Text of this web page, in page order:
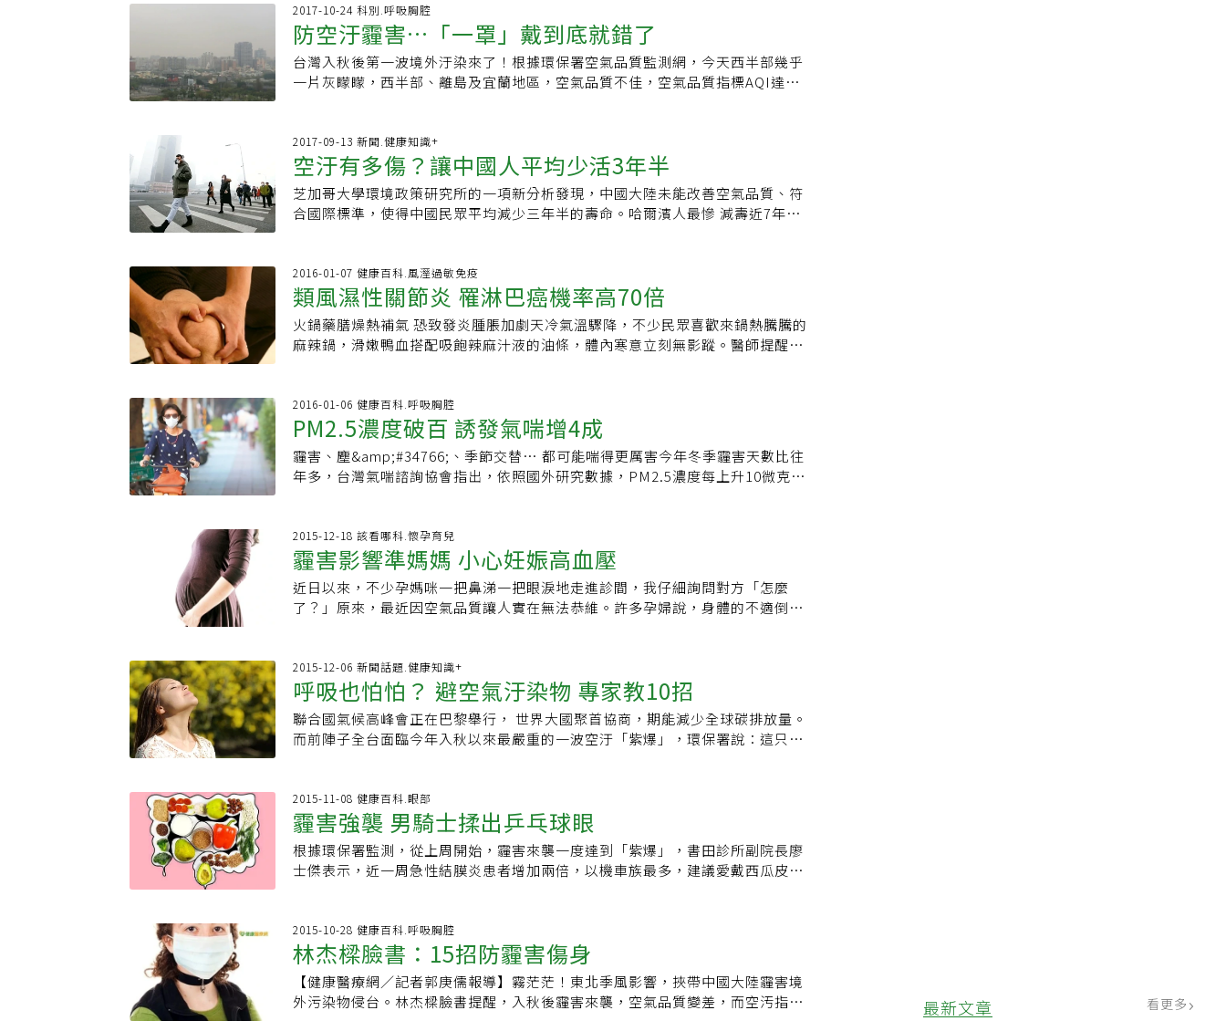
最新文章 看更多
度民眾庫瑪剛動完切除損壞肺臟的保命手術，呼吸仍有明顯的氣喘聲。庫瑪出院
後繼續呼吸全球最髒空氣，還能夠活多久，幫他開刀的外科醫生無法肯定。29歲
的庫瑪在新德里甘加蘭醫院接受治療，院裡的胸腔外科醫師戈匹納斯說：「新德
里的空氣彷彿判他死刑。」戈匹納斯擔心，他的患者才剛從結核病死裡逃生，如
今又得跟另一個無形殺手搏鬥。氣候+習俗+廢氣=不見天日每年此時，由於較冷
節日排燈節期間，是空氣品質最糟時期之一。民眾燃放鞭炮和煙花，加上汽車、
工廠排放廢氣、建築工地灰塵和焚燒作物形成的濃煙結合在一起，空氣汙染的嚴
重程度常讓監測儀器破表。庫瑪預計在7日出院，恰逢排燈節慶典期間。戈匹納斯
說：「在醫院裡，空氣品質可以維持在一定水準，但當他踏出醫院，髒空氣就會
並非唯一受害者。兒童、老人和哮喘等呼吸系統疾病患者，都深受新德里危險的
霧霾所苦，新德里的霾害必須到2月底才會有所緩和。世界衛生組織10月公布報告
指出，全球每年有數十萬兒童因暴露在有毒空氣中而喪命。兒童呼吸速率較成年
人快，吸入體內的髒空氣是成年人的兩倍。醫師表示，空汙對新德里兒童構成毀
滅性影響。德里知名胸腔外科醫生庫馬爾說，新德里的小孩一出生就吸著髒空
年冬天都有霧霾問題，但印度政府對抗空汙一直未見成效。在空汙特別嚴重的時
候，政府會禁止建築工地施工、限制車輛上路及禁用柴油發電機，但收效甚微。
至於長期解決方法也遇到阻力。空汙的源頭包括新德里郊區農民會放火燒田清理
農地，地方政府卻拒絕禁止農民火耕。庫馬爾說，汙染需從源頭上加以解決，
2017-10-24 科別.呼吸胸腔
防空汙霾害…「一罩」戴到底就錯了
台灣入秋後第一波境外汙染來了！根據環保署空氣品質監測網，今天西半部幾乎
一片灰矇矇，西半部、離島及宜蘭地區，空氣品質不佳，空氣品質指標AQI達到
口罩，若有破損或髒汙應立即更換，不宜「一罩」戴到底。境外汙染通常發生每
年11月至隔年5月期間，中國大陸有沙塵或霾害現象時，伴隨東北季風增強及冷空
氣南下過程時，大陸境外汙染物可能隨東北季風南下影響台灣。首先影響北部沿
海、背景測站(萬里、陽明、觀音等站)及金馬離島監測值，細懸浮微粒及懸浮微粒
濃度會有顯著增加，汙染物隨東北季風由北至南，影響台灣西半部地區。●為何
氣汙染物不易擴散，中南部地區空氣品質較常發生超過標準情形。●大陸霾害如
何影響台灣?中國大陸霾害對我國影響範圍廣，以每年11月至隔年3月為主，汙染
物濃度高值發生時，會由北而南，由沿海向內陸地區遞延，東部宜花東，最南端
恆春都可能會受到影響，外島連江與金門較台灣本島更容易受中國大陸霾害影
PM2.5也同步上升，5個測站日平均濃度達150μg/m3以上(紫色)。●環保署降低
空汙目標現況：秋冬空氣品質指標(AQI)中南部地區容易達到紅色警戒等級(PM2.5
日平均濃度超過54.5μg/m3)。改善目標：規畫108年降低50%紅色警戒(相對於
104年)。●這兩個時段PM2.5濃度高上班日上午8至9時：上班尖峰，車流量大。
晚上6時到9時：風速下降，海風轉成陸風，氣流下沉造成空氣汙染物沉積；下班
活動，外出應配戴口罩。有氣喘的人需增加使用吸入劑的頻率。●紅色等級：盡
可能的留在室內，減少體力消耗活動，減少開窗，室內搭配有高效率過濾網空氣
清淨機，但要留意機種功能是否會衍生其他汙染物（如臭氧）等問題。外出一定
要戴口罩，活性碳口罩如破損或髒汙應立即更換。
2017-09-13 新聞.健康知識+
空汙有多傷？讓中國人平均少活3年半
芝加哥大學環境政策研究所的一項新分析發現，中國大陸未能改善空氣品質、符
合國際標準，使得中國民眾平均減少三年半的壽命。哈爾濱人最慘 減壽近7年該
研究所所長格林斯通表示：「環境中對全球人類帶來最大風險的就是懸浮粒子，
而且主要在中國和印度造成傷害。」中國國務院總理李克強2014年向「汙染宣
戰」，但是中國霾害程度仍遠超出世界衛生組織和中國國內的標準。中國環境保
護部2016年調查中國338個城市，僅有84個城市的空氣品質符合國家標準。環境
政策研究所的分析發現，如果中國的空氣品質能符合國家標準，國民平均壽命就
方人比南方人短命《美國國家科學院院刊》11日公布另一項研究發現，在控制其
他變因、只考慮空汙的情況下，中國北方居民比南方居民少活3.1年。
2016-01-07 健康百科.風溼過敏免疫
類風濕性關節炎 罹淋巴癌機率高70倍
火鍋藥膳燥熱補氣 恐致發炎腫脹加劇天冷氣溫驟降，不少民眾喜歡來鍋熱騰騰的
麻辣鍋，滑嫩鴨血搭配吸飽辣麻汁液的油條，體內寒意立刻無影蹤。醫師提醒，
統活躍。」林口長庚風濕過敏科主治醫師方耀凡說，常見靈芝、人參、黃耆等藥
材，皆是補氣、行氣的藥膳料理。此外，烤炸油辣的麻辣鍋及烤物等，也易誘發
類風濕性關節炎的發炎症狀加劇，一旦嗑鍋配酒，加上飯後一根菸，恐會點燃自
體免疫發病的引信。中山醫學大學附設醫院風濕免疫過敏科主任魏正宗表示，類
風濕性關節炎病患進補過度，或吃得不健康，未依循新鮮清淡飲食原則，也會誘
睡眠，體內的發炎物質無法被身體代謝所致。40～50歲婦女為多 8成患者可靠口
服藥控制方耀凡表示，往年每到冬天就是類風濕性關節炎的好發季節，門診常見
40、50歲女性因手指關節腫痛就醫，抽血檢測體內發炎指數超出正常值許多，詢
問發現原來是天冷嗑麻辣鍋或食用補氣藥膳所致，造成關節腫脹變形，嚴重還會
固醇消炎止痛藥、免疫調節劑等，儘管口服藥的效果不錯，但仍有兩成患者無法
穩定控制病情，這時可選擇生物製劑針劑，包括在家施打的皮下注射，以及由護
理人員協助一個月打一次的靜脈注射兩種類型。值得注意的是，類風濕性關節炎
等自體免疫疾病患者，罹患淋巴癌風險較一般人高出數十倍。方耀凡曾收治一名
50多歲家庭主婦，罹患類風濕性關節炎合併淋巴癌，曾服用生物製劑6個月，體內
類風濕性關節炎不只會造成手指關節的紅腫熱痛，若未及早治療，患者出現乾躁
症及淋巴癌風險也較高。國內外研究也證實，嚴重類風濕性關節炎患者罹患淋巴
癌機率，比起一般人高出70倍。曾小姐是歷史老師，也是類風濕關節炎患者，多
年前在課堂上寫黑板時，因關節腫痛變形、無法握住粉筆，讓她教書吃力，只能
關節腫到無法拿筷夾菜，連上廁所坐馬桶都有問題，膝蓋無法彎曲，讓她痛苦不
已。高雄醫學大學附設醫院過敏免疫風濕科主任蔡文展表示，類風濕性關節炎是
一種自體免疫疾病，正常情況人體免疫產生的抗體是用來抵禦外在細菌及病毒，
但當這些帶槍炮的「三軍部隊」不受控制，原本應攻擊外敵的部隊，卻反過來攻
打自己人，造成關節發炎腫痛，甚至出現間質性肺炎、肺纖維化、中樞及周邊神
2016-01-06 健康百科.呼吸胸腔
PM2.5濃度破百 誘發氣喘增4成
霾害、塵&amp;#34766;、季節交替… 都可能喘得更厲害今年冬季霾害天數比往
年多，台灣氣喘諮詢協會指出，依照國外研究數據，PM2.5濃度每上升10微克，
驟增。根據環保署的PM2.5濃度分級，當超過第七級（54微克），就進入高濃度
紅色警戒區。不過去年12月，連續23天PM2.5濃度超過第七級，甚至還有許多檢
測站濃度紫爆（71微克），包括萬里、復興、小港、左營、林園、潮州、竹山、
大寮和善化，都曾飆破100微克。台灣氣喘諮詢協會理事長、桃園長庚醫院胸腔內
科主任林鴻銓表示，誘發氣喘的主要原因為塵&amp;#34766;、刺激性氣體、季
氧化硫空汙氣體，都和氣喘患者急診、住院有顯著相關。有20年氣喘病史的71歲
呂伯伯表示，氣喘發作時鼻子無法呼吸，張大嘴也吸不到氣，胸腔感覺快炸開，
連坐計程車想去醫院急診，面對司機卻連一句話都講不出來，非常難受。他感
嘆，最近每遇霾害，氣喘發作得更頻繁、更厲害，日前還因血中缺氧住院6天，現
感覺良好」，不到最後一刻不願就醫，因此國人氣喘控制狀況比泰國、南韓、香
港和澳洲都還要差。目前對於治療氣喘方式，均採階梯式治療，若患者症狀進到
「嚴重型氣喘」階段，依據2015年全球氣喘創議組織（GINA）指引建議，使用
吸入型類固醇、長效乙二型促進劑，同時合併使用抗膽鹼支氣管擴張劑，可有效
提升肺功能並減輕惡化風險。國內食藥署去年12月剛通過上述藥物來治療嚴重型
會。▇ 空汙時如何自救？1.減少外出機會，運動從戶外改到室內。2.出門選擇戴
活性碳口罩，沿著臉部壓緊。3.上班、上學多搭乘大眾交通工具。4.騎機車建議
改戴全罩式安全帽。5.回家馬上洗澡、洗衣服，避免髒汙被幼兒接觸。諮詢／林
鴻銓、葉國偉、江啟輝、力博宏醫師；製表／鄧桂芬
2015-12-18 該看哪科.懷孕育兒
霾害影響準媽媽 小心妊娠高血壓
近日以來，不少孕媽咪一把鼻涕一把眼淚地走進診間，我仔細詢問對方「怎麼
了？」原來，最近因空氣品質讓人實在無法恭維。許多孕婦說，身體的不適倒還
（particulate matters）所構成。其中包含工業汙染的廢氣及汽機車所排放的交
通廢氣，甚至像是森林大火所造成的廢氣也是一種霾害，例如日前印尼森林大火
所造成的新加坡霾害。霾害除了夾雜許多灰燼，也同時含有多種氣體成分，包含
一氧化碳、一氧化氮、二氧化硫及其他揮發性的有機化合物，懸浮在空氣中。與
沙塵暴不同的是，霾害的微小顆粒能夠入侵最微小的細支氣管，藉由肺部的氣體
盤功能受損，進而導致妊娠高血壓，胎兒體重過輕，也可能引發早期破水及早產
等問題。此外，霾害中所隱藏的重金屬成分也被證實與肺癌、老年失智或精神方
面的疾病有關。空氣品質盯著看那麼，孕媽咪該如何保護自己及胎兒不受霾害的
傷害呢？首先，時序進入冬春之際，台灣受東北季風影響，使得霾害變得更加嚴
織布口罩以過濾懸浮微粒；在交通工具的選擇方面，相較於機車及腳踏車，則以
具有空調過濾系統的大眾運輸工具或汽車為佳。燒香吸菸皆空汙此外，返家後，
也別忘了更換衣物並洗臉、洗手來減少身上所殘留之懸浮微粒。待在室內時，也
可利用具高效率粒子空氣過濾器功能（HEPA）的空氣清淨機或大葉子綠色植物來
改善室內空氣品質。此外，家中也應減少燒香、燒金紙或抽菸等以避免懸浮微粒
2015-12-06 新聞話題.健康知識+
呼吸也怕怕？ 避空氣汙染物 專家教10招
聯合國氣候高峰會正在巴黎舉行， 世界大國聚首協商，期能減少全球碳排放量。
而前陣子全台面臨今年入秋以來最嚴重的一波空汙「紫爆」，環保署說：這只是
害呢？我們請國內外專家提供建議。空氣汙染對人類健康潛在的威脅，已獲研究
證實，並成為全球關注問題。英國《每日郵報》（Daily Mail）刊載英國頂尖空氣
汙染專家法蘭克．凱利博士等多位學者提出的「避開空氣汙染的10個具體方
法」。1.等紅綠燈時，盡量靠後站車流量大的路段，汽機車排氣汙染嚴重，應盡
量避開這些路段或盡快通過。倫敦帝國學院研究人員發現，在人行道行走時，靠
多汙染物。2.幫孩子規畫上下課的路線已有多項研究證實，空氣汙染對兒童的危
害比成人更鉅。原因是孩子的代謝率快，呼吸也快；就身高而言，與汽車排氣管
更接近。凱利博士表示，上下課為了避開汙染路段，可能必須繞遠路而花更長時
間，但這樣可使兒童接觸汙染物的機率降低30%。建議父母預先為孩子規畫好遠
2015-11-08 健康百科.眼部
霾害強襲 男騎士揉出乒乓球眼
根據環保署監測，從上周開始，霾害來襲一度達到「紫爆」，書田診所副院長廖
士傑表示，近一周急性結膜炎患者增加兩倍，以機車族最多，建議愛戴西瓜皮安
感到不舒服，一覺得癢就用手揉，沒想到揉成「乒乓球眼」，上眼皮水腫，且因
水腫而肌肉緊繃，既張不開又閉不起來，就醫後才知道是過敏性結膜炎。廖士傑
說，空氣中最常見的有害物質為二氧化硫，二氧化硫接觸眼睛時，會與眼中的水
分作用形成亞硫酸，長期刺激加上不斷揉眼就會造成結膜炎。霾害期間，只要外
出就有機會得到結膜炎，根據台大醫院統計，比較學齡前孩童與國小孩童罹患急
2015-10-28 健康百科.呼吸胸腔
林杰樑臉書：15招防霾害傷身
【健康醫療網／記者郭庚儒報導】霧茫茫！東北季風影響，挾帶中國大陸霾害境
外污染物侵台。林杰樑臉書提醒，入秋後霾害來襲，空氣品質變差，而空汚指標